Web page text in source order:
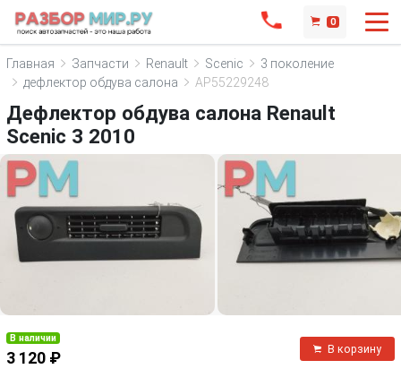
0
Главная Запчасти Renault Scenic
3 поколение
дефлектор обдува салона
AP55229248
Дефлектор обдува салона Renault
Scenic 3 2010
В наличии
3 120 ₽
В корзину